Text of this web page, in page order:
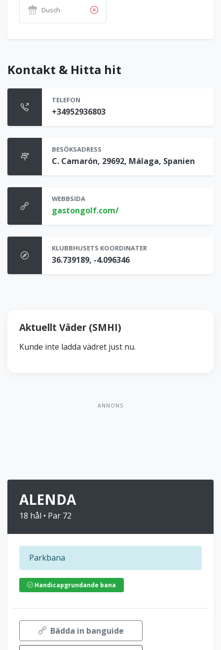
Dusch
Kontakt & Hitta hit
TELEFON
+34952936803
BESÖKSADRESS
C. Camarón, 29692, Málaga, Spanien
WEBBSIDA
gastongolf.com/
KLUBBHUSETS KOORDINATER
36.739189, -4.096346
Aktuellt Väder (SMHI)
Kunde inte ladda vädret just nu.
ANNONS
ALENDA
18 hål • Par 72
Parkbana
Handicapgrundande bana
Bädda in banguide